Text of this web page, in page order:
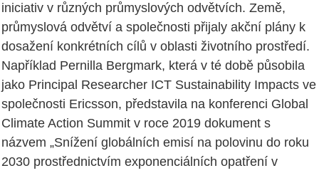
iniciativ v různých průmyslových odvětvích. Země,
průmyslová odvětví a společnosti přijaly akční plány k
dosažení konkrétních cílů v oblasti životního prostředí.
Například Pernilla Bergmark, která v té době působila
jako Principal Researcher ICT Sustainability Impacts ve
společnosti Ericsson, představila na konferenci Global
Climate Action Summit v roce 2019 dokument s
názvem „Snížení globálních emisí na polovinu do roku
2030 prostřednictvím exponenciálních opatření v